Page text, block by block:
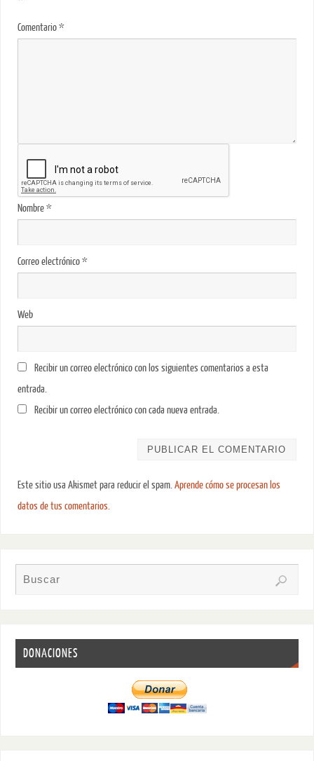
Comentario*
Nombre*
Correo electrónico*
Web
Recibir un correo electrónico con los siguientes comentarios a esta
entrada.
Recibir un correo electrónico con cada nueva entrada.
Este sitio usa Akismet para reducir el spam.Aprende cómo se procesan los
datos de tus comentarios.
DONACIONES